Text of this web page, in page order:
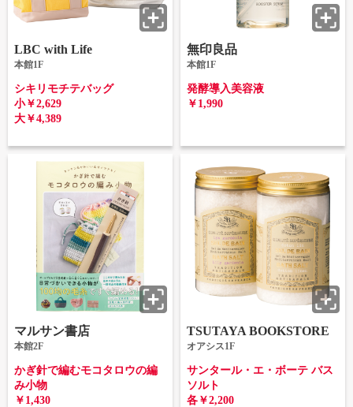
LBC with Life
本館1F
シキリモチテバッグ
小￥2,629
大￥4,389
無印良品
本館1F
発酵導入美容液
￥1,990
マルサン書店
本館2F
かぎ針で編むモコタロウの編
み小物
￥1,430
TSUTAYA BOOKSTORE
オアシス1F
サンタール・エ・ボーテ バス
ソルト
各￥2,200